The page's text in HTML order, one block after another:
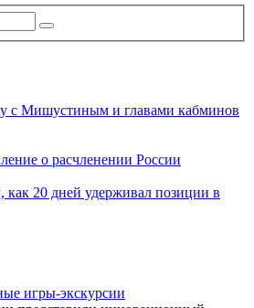
с Мишустиным и главами кабминов
о расчленении России
как 20 дней удерживал позиции в
игры-экскурсии